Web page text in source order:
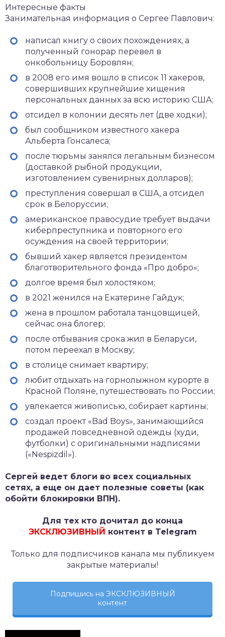
Интересные факты
Занимательная информация о Сергее Павлович:
написал книгу о своих похождениях, а
полученный гонорар перевел в
онкобольницу Боровлян;
в 2008 его имя вошло в список 11 хакеров,
совершивших крупнейшие хищения
персональных данных за всю историю США;
отсидел в колонии десять лет (две ходки);
был сообщником известного хакера
Альберта Гонсалеса;
после тюрьмы занялся легальным бизнесом
(доставкой рыбной продукции,
изготовлением сувенирных долларов);
преступления совершал в США, а отсидел
срок в Белоруссии;
американское правосудие требует выдачи
киберпреступника и повторного его
осуждения на своей территории;
бывший хакер является президентом
благотворительного фонда «Про добро»;
долгое время был холостяком;
в 2021 женился на Екатерине Гайдук;
жена в прошлом работала танцовщицей,
сейчас она блогер;
после отбывания срока жил в Беларуси,
потом переехал в Москву;
в столице снимает квартиру;
любит отдыхать на горнолыжном курорте в
Красной Поляне, путешествовать по России;
увлекается живописью, собирает картины;
создал проект «Bad Boys», занимающийся
продажей повседневной одежды (худи,
футболки) с оригинальными надписями
(«Nespizdil»).
Сергей ведет блоги во всех социальных
сетях, а еще он дает полезные советы (как
обойти блокировки ВПН).
Для тех кто дочитал до конца
ЭКСКЛЮЗИВНЫЙ контент в Telegram
Только для подписчиков канала мы публикуем
закрытые материалы!
Подпишись на ЭКСКЛЮЗИВНЫЙ
контент